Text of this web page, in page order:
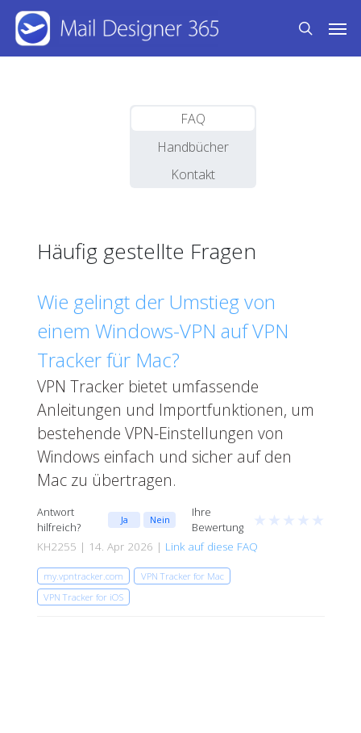
Skip
main
search
FAQ
Handbücher
Kontakt
Häufig gestellte Fragen
Wie gelingt der Umstieg von
einem Windows-VPN auf VPN
Tracker für Mac?
VPN Tracker bietet umfassende
Anleitungen und Importfunktionen, um
bestehende VPN-Einstellungen von
Windows einfach und sicher auf den
Mac zu übertragen.
Antwort
hilfreich?
Ja Nein
Ihre
Bewertung
★ ★ ★ ★ ★
KH2255 | 14. Apr 2026 | Link auf diese FAQ
my.vpntracker.com
VPN Tracker for Mac
VPN Tracker for iOS